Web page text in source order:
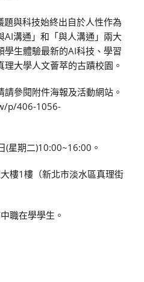
與科技始終出自於人性作為
AI溝通」和「與人溝通」兩大
學生體驗最新的AI科技、學習
大學人文薈萃的古蹟校園。
參閱附件海報及活動網站。
p/406-1056-
(星期二)10:00~16:00。
樓1樓（新北市淡水區真理街
職在學學生。